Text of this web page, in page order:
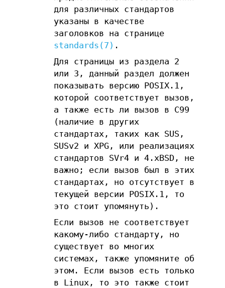
для различных стандартов
указаны в качестве
заголовков на странице
standards(7) .
Для страницы из раздела 2
или 3, данный раздел должен
показывать версию POSIX.1,
которой соответствует вызов,
а также есть ли вызов в C99
(наличие в других
стандартах, таких как SUS,
SUSv2 и XPG, или реализациях
стандартов SVr4 и 4.xBSD, не
важно; если вызов был в этих
стандартах, но отсутствует в
текущей версии POSIX.1, то
это стоит упомянуть).
Если вызов не соответствует
какому-либо стандарту, но
существует во многих
системах, также упомяните об
этом. Если вызов есть только
в Linux, то это также стоит